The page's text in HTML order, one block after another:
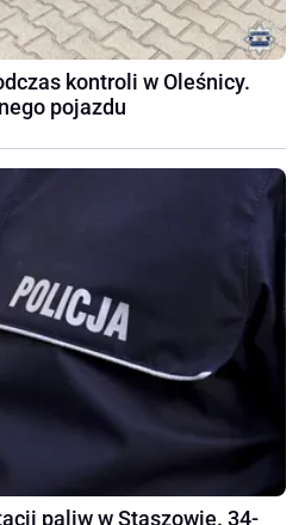
kontroli w Oleśnicy.
pojazdu
paliw w Staszowie. 34-